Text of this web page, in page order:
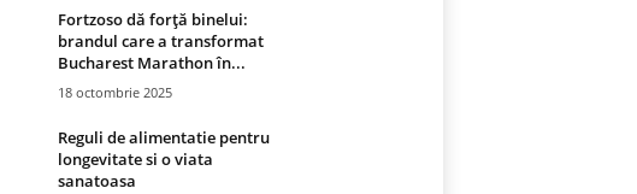
Fortzoso dă forță binelui:
brandul care a transformat
Bucharest Marathon în...
18 octombrie 2025
Reguli de alimentatie pentru
longevitate si o viata
sanatoasa